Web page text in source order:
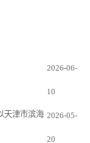
2026-06-
10
天津市滨海 2026-05-
20